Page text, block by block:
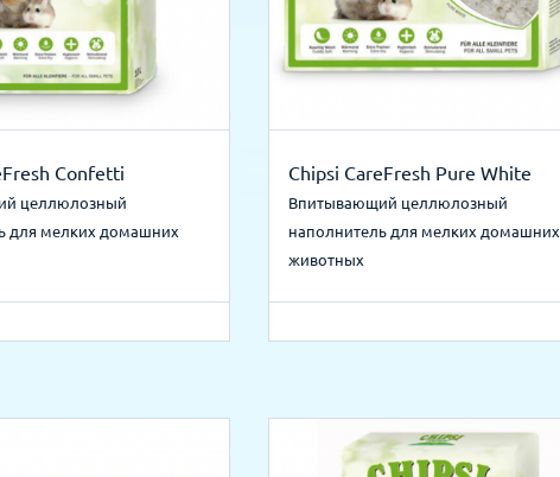
Confetti
целлюлозный
для мелких домашних
Chipsi CareFresh Pure White
Впитывающий целлюлозный
наполнитель для мелких домашних
животных